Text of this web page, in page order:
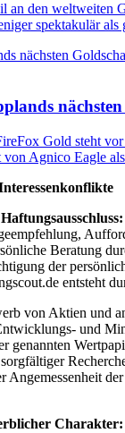
an den weltweiten
spektakulär als
nächsten
Gold steht
Agnico Eagle
Beratung
der
entsteht
von Aktien und
und
genannten
Charakter: